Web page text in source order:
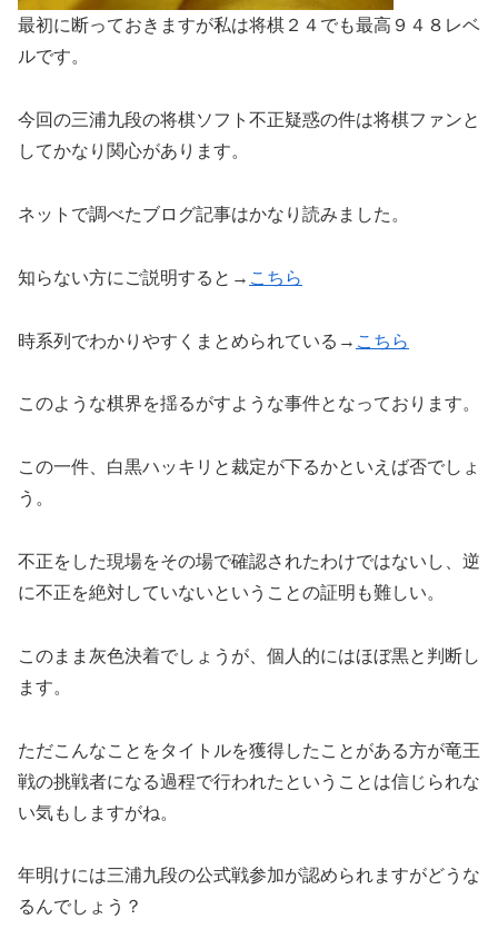
最初に断っておきますが私は将棋２４でも最高９４８レベ
ルです。
今回の三浦九段の将棋ソフト不正疑惑の件は将棋ファンと
してかなり関心があります。
ネットで調べたブログ記事はかなり読みました。
知らない方にご説明すると→ こちら
時系列でわかりやすくまとめられている→ こちら
このような棋界を揺るがすような事件となっております。
この一件、白黒ハッキリと裁定が下るかといえば否でしょ
う。
不正をした現場をその場で確認されたわけではないし、逆
に不正を絶対していないということの証明も難しい。
このまま灰色決着でしょうが、個人的にはほぼ黒と判断し
ます。
ただこんなことをタイトルを獲得したことがある方が竜王
戦の挑戦者になる過程で行われたということは信じられな
い気もしますがね。
年明けには三浦九段の公式戦参加が認められますがどうな
るんでしょう？